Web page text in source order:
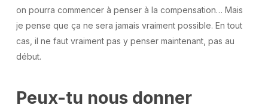
on pourra commencer à penser à la compensation… Mais
je pense que ça ne sera jamais vraiment possible. En tout
cas, il ne faut vraiment pas y penser maintenant, pas au
début.
Peux-tu nous donner